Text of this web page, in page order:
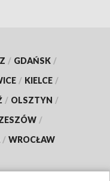
/ GDAŃSK /
/ KIELCE /
/ OLSZTYN /
/
/ WROCŁAW